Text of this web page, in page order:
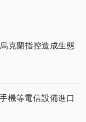
克蘭指控造成生態
機等電信設備進口